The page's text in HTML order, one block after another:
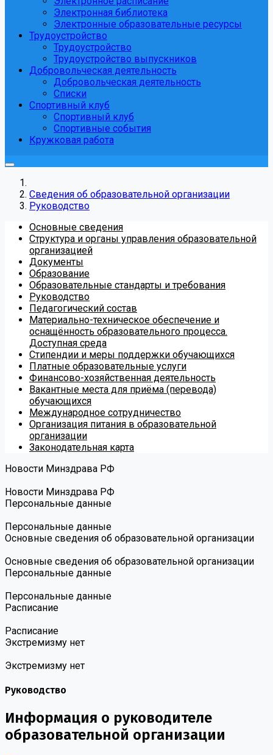
Электронная библиотека
Электронные образовательные ресурсы
Трудоустройство
Трудоустройство
Трудоустройство выпускников
Добровольческая деятельность
Добровольческая деятельность
Списки
Спортивный клуб
Спортивный клуб
Спортивные события
Кружковая работа
Сведения об образовательной организации
Руководство
Основные сведения
Структура и органы управления образовательной
организацией
Документы
Образование
Образовательные стандарты и требования
Руководство
Педагогический состав
Материально-техническое обеспечение и
оснащённость образовательного процесса.
Доступная среда
Стипендии и меры поддержки обучающихся
Платные образовательные услуги
Финансово-хозяйственная деятельность
Вакантные места для приёма (перевода)
обучающихся
Международное сотрудничество
Организация питания в образовательной
организации
Законодательная карта
Новости Минздрава РФ
Новости Минздрава РФ
Персональные данные
Персональные данные
Основные сведения об образовательной организации
Основные сведения об образовательной организации
Персональные данные
Персональные данные
Расписание
Расписание
Экстремизму нет
Экстремизму нет
Руководство
Информация о руководителе
образовательной организации